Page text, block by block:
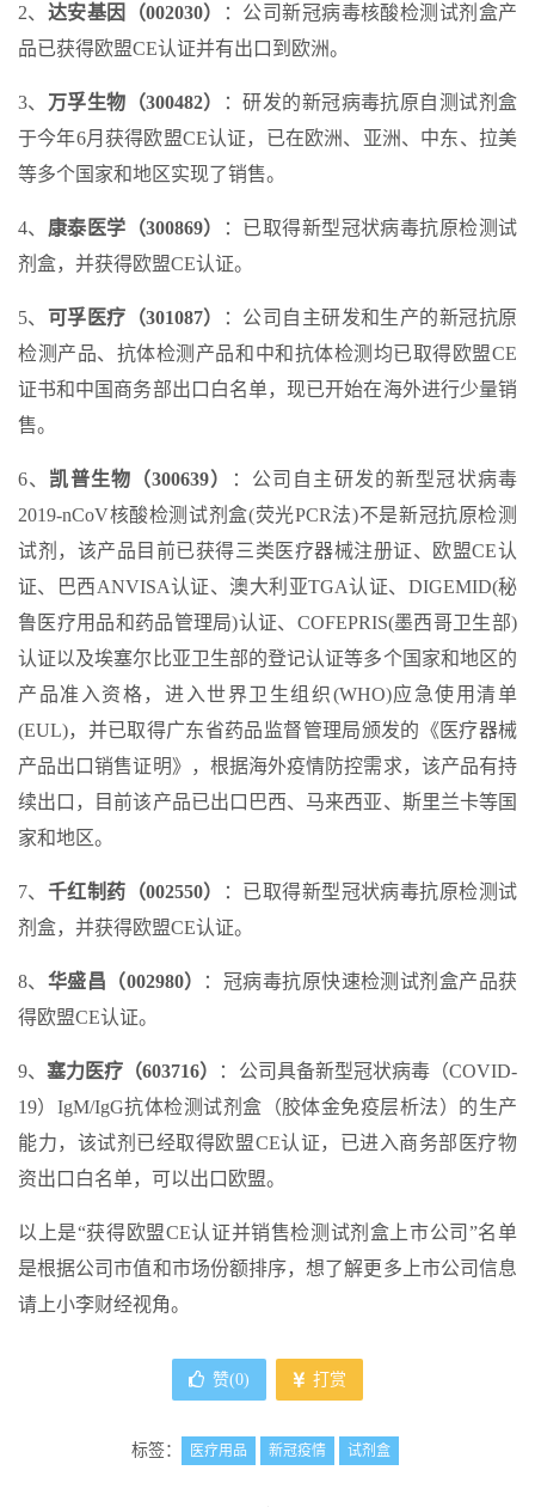
2、 达安基因（002030）
：公司新冠病毒核酸检测试剂盒产
品已获得欧盟CE认证并有出口到欧洲。
3、 万孚生物（300482）
：研发的新冠病毒抗原自测试剂盒
于今年6月获得欧盟CE认证，已在欧洲、亚洲、中东、拉美
等多个国家和地区实现了销售。
4、 康泰医学（300869）
：已取得新型冠状病毒抗原检测试
剂盒，并获得欧盟CE认证。
5、 可孚医疗（301087）
：公司自主研发和生产的新冠抗原
检测产品、抗体检测产品和中和抗体检测均已取得欧盟CE
证书和中国商务部出口白名单，现已开始在海外进行少量销
售。
6、 凯普生物（300639）
：公司自主研发的新型冠状病毒
2019-nCoV核酸检测试剂盒(荧光PCR法)不是新冠抗原检测
试剂，该产品目前已获得三类医疗器械注册证、欧盟CE认
证、巴西ANVISA认证、澳大利亚TGA认证、DIGEMID(秘
鲁医疗用品和药品管理局)认证、COFEPRIS(墨西哥卫生部)
认证以及埃塞尔比亚卫生部的登记认证等多个国家和地区的
产品准入资格，进入世界卫生组织(WHO)应急使用清单
(EUL)，并已取得广东省药品监督管理局颁发的《医疗器械
产品出口销售证明》，根据海外疫情防控需求，该产品有持
续出口，目前该产品已出口巴西、马来西亚、斯里兰卡等国
家和地区。
7、 千红制药（002550）
：已取得新型冠状病毒抗原检测试
剂盒，并获得欧盟CE认证。
8、 华盛昌（002980）
：冠病毒抗原快速检测试剂盒产品获
得欧盟CE认证。
9、塞力医疗（603716）
：公司具备新型冠状病毒（COVID-
19）IgM/IgG抗体检测试剂盒（胶体金免疫层析法）的生产
能力，该试剂已经取得欧盟CE认证，已进入商务部医疗物
资出口白名单，可以出口欧盟。
以上是“获得欧盟CE认证并销售检测试剂盒上市公司”名单
是根据公司市值和市场份额排序，想了解更多上市公司信息
请上小李财经视角。
赞(0) 打赏
标签： 医疗用品 新冠疫情 试剂盒